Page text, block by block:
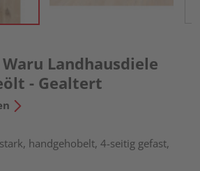
Landhausdiele
- Gealtert
handgehobelt, 4-seitig gefast,